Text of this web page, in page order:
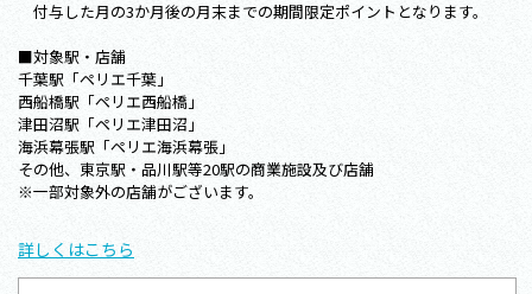
付与した月の3か月後の月末までの期間限定ポイントとなります。
■対象駅・店舗
千葉駅「ペリエ千葉」
西船橋駅「ペリエ西船橋」
津田沼駅「ペリエ津田沼」
海浜幕張駅「ペリエ海浜幕張」
その他、東京駅・品川駅等20駅の商業施設及び店舗
※一部対象外の店舗がございます。
詳しくはこちら